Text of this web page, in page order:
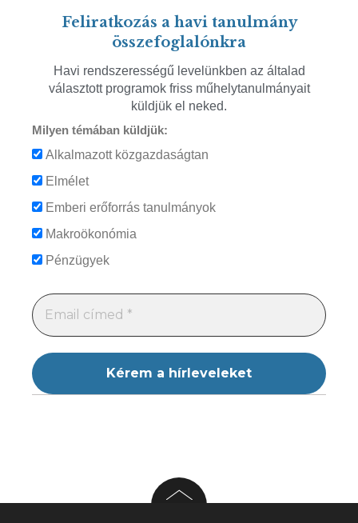
Feliratkozás a havi tanulmány
összefoglalónkra
Havi rendszerességű levelünkben az általad
választott programok friss műhelytanulmányait
küldjük el neked.
Milyen témában küldjük:
Alkalmazott közgazdaságtan
Elmélet
Emberi erőforrás tanulmányok
Makroökonómia
Pénzügyek